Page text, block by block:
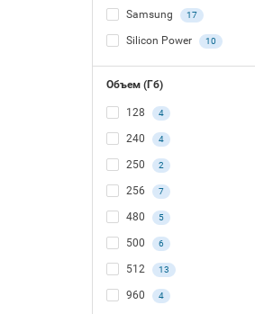
Samsung 17
Silicon Power 10
Объем (Гб)
128 4
240 4
250 2
256 7
480 5
500 6
512 13
960 4